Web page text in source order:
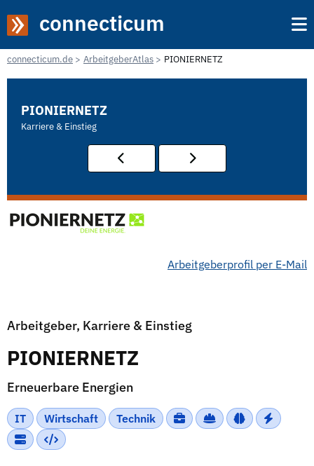
connecticum
connecticum.de ArbeitgeberAtlas PIONIERNETZ
PIONIERNETZ
Karriere & Einstieg
Arbeitgeberprofil per E-Mail
Arbeitgeber, Karriere & Einstieg
PIONIERNETZ
Erneuerbare Energien
IT Wirtschaft Technik